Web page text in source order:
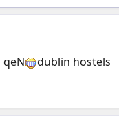
qeN
dublin hostels